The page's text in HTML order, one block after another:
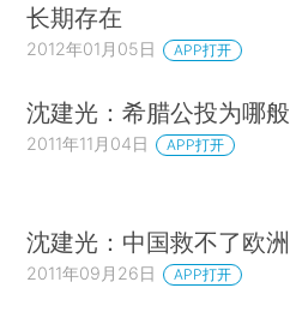
长期存在
2012年01月05日 APP打开
沈建光：希腊公投为哪般
2011年11月04日 APP打开
沈建光：中国救不了欧洲
2011年09月26日 APP打开